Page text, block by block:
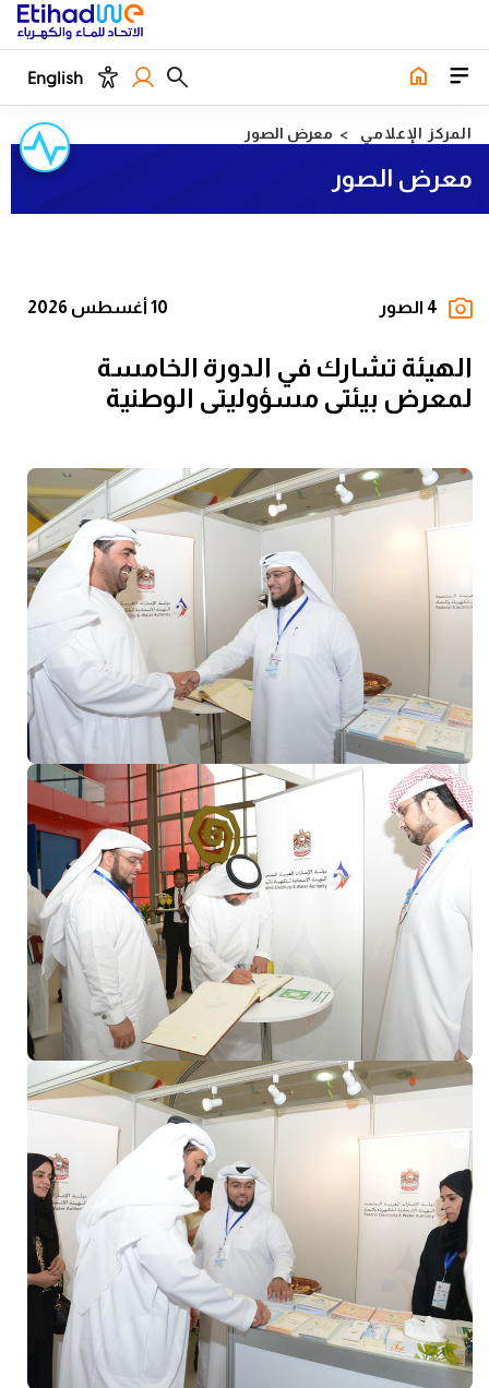
English
المركز الإعلامي معرض الصور
معرض الصور
4 الصور 10 أغسطس 2026
الهيئة تشارك في الدورة الخامسة
لمعرض بيئتي مسؤوليتي الوطنية